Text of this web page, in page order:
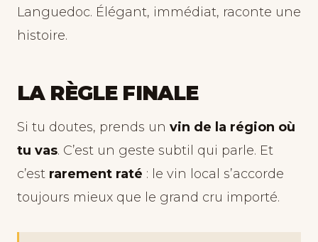
Languedoc. Élégant, immédiat, raconte une
histoire.
LA RÈGLE FINALE
Si tu doutes, prends un vin de la région où
tu vas. C’est un geste subtil qui parle. Et
c’est rarement raté : le vin local s’accorde
toujours mieux que le grand cru importé.